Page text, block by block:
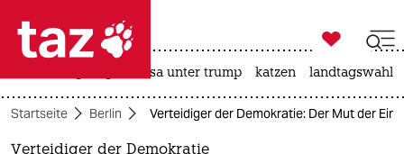
 taz zahl ich
taz zahl ich

taz zahl ich
usa unter trump katzen landtagswahl
Startseite Berlin Verteidiger der Demokratie: Der Mut der
Verteidiger der Demokratie